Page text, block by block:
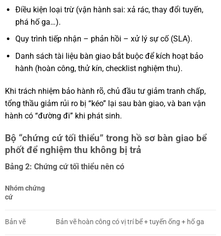
Điều kiện loại trừ (vận hành sai: xả rác, thay đổi tuyến,
phá hố ga…).
Quy trình tiếp nhận – phản hồi – xử lý sự cố (SLA).
Danh sách tài liệu bàn giao bắt buộc để kích hoạt bảo
hành (hoàn công, thử kín, checklist nghiệm thu).
Khi trách nhiệm bảo hành rõ, chủ đầu tư giảm tranh chấp,
tổng thầu giảm rủi ro bị “kéo” lại sau bàn giao, và ban vận
hành có “đường đi” khi phát sinh.
Bộ “chứng cứ tối thiểu” trong hồ sơ bàn giao bể
phốt để nghiệm thu không bị trả
Bảng 2: Chứng cứ tối thiểu nên có
Nhóm chứng
cứ
Bản vẽ Bản vẽ hoàn công có vị trí bể + tuyến ống + hố ga